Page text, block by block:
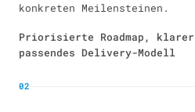
konkreten Meilensteinen.
Priorisierte Roadmap,
passendes Delivery-Modell
02